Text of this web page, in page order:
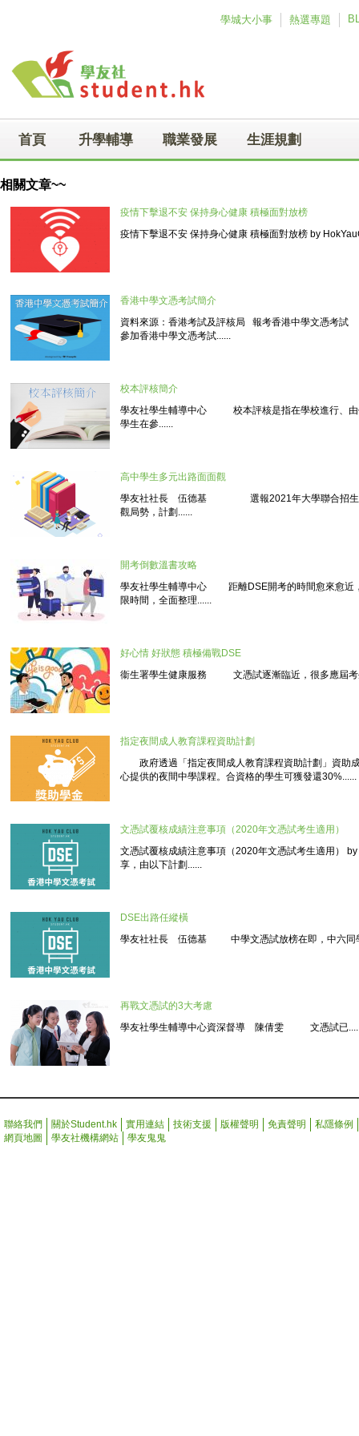
學城大小事 熱選專題
首頁 升學輔導 職業發展 生涯規劃
相關文章~~
疫情下擊退不安 保持身心健康 積極面對放榜
疫情下擊退不安 保持身心健康 積極面對放榜 by
香港中學文憑考試簡介
資料來源：香港考試及評核局 報考香港中學文憑考
參加香港中學文憑考試......
校本評核簡介
學友社學生輔導中心 校本評核是指在學校進行、由
學生在參......
高中學生多元出路面面觀
學友社社長 伍德基 選報2021年大學聯合招生辦
觀局勢，計劃......
開考倒數溫書攻略
學友社學生輔導中心 距離DSE開考的時間愈來愈近
限時間，全面整理......
好心情 好狀態 積極備戰DSE
衞生署學生健康服務 文憑試逐漸臨近，很多應屆考
指定夜間成人教育課程資助計劃
政府透過「指定夜間成人教育課程資助計劃」資助
心提供的夜間中學課程。合資格的學生可獲發還30%......
文憑試覆核成績注意事項（2020年文憑試考生適用）
文憑試覆核成績注意事項（2020年文憑試考生適用）
享，由以下計劃......
DSE出路任縱橫
學友社社長 伍德基 中學文憑試放榜在即，中六同
再戰文憑試的3大考慮
學友社學生輔導中心資深督導 陳倩雯 文憑試已
聯絡我們 關於Student.hk 實用連結 技術支援 版權聲明 免責聲明
私隱條例
網頁地圖
學友社機構網站 學友鬼鬼